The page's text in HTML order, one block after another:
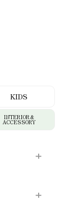
KIDS
INTERIOR＆
ACCESSORY